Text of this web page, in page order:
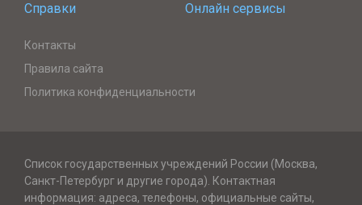
Справки
Онлайн сервисы
Контакты
Правила сайта
Политика конфиденциальности
Список государственных учреждений России (Москва,
Санкт-Петербург и другие города). Контактная
информация: адреса, телефоны, официальные сайты,